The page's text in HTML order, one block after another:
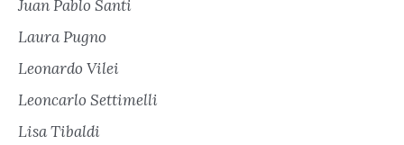
Juan Pablo Santi
Laura Pugno
Leonardo Vilei
Leoncarlo Settimelli
Lisa Tibaldi